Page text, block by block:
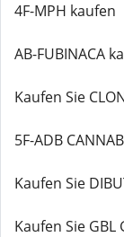
4F-MPH kaufen
AB-FUBINACA
Kaufen Sie
5F-ADB
Kaufen Sie
Kaufen Sie GBL